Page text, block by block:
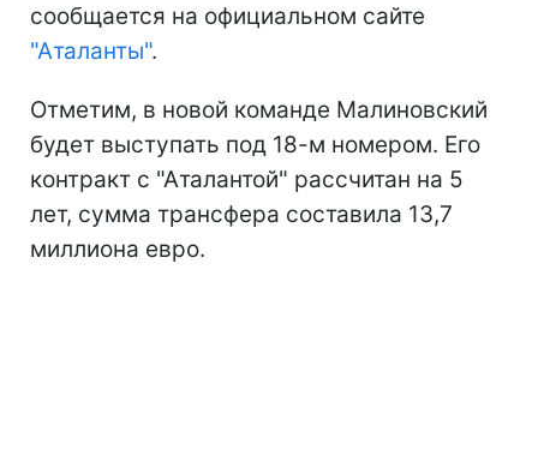
сообщается на официальном сайте
"Аталанты".
Отметим, в новой команде Малиновский
будет выступать под 18-м номером. Его
контракт с "Аталантой" рассчитан на 5
лет, сумма трансфера составила 13,7
миллиона евро.